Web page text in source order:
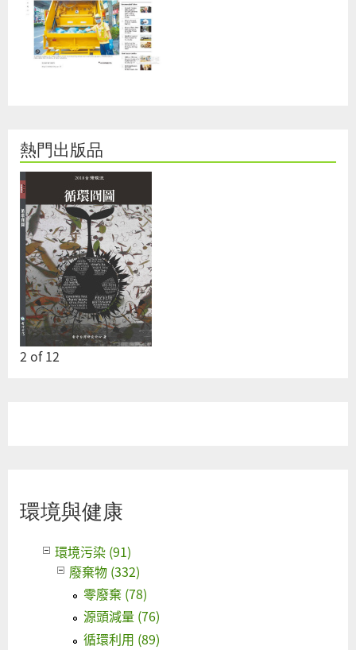
熱門出版品
2 of12
環境與健康
環境污染 (91)
廢棄物 (332)
零廢棄 (78)
源頭減量 (76)
循環利用 (89)